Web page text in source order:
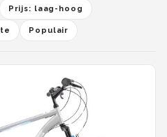
Prijs: laag-hoog
Populair